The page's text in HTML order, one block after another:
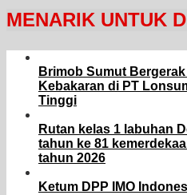
MENARIK UNTUK
Brimob Sumut
Kebakaran di PT
Tinggi
Rutan kelas 1 labuhan
tahun ke 81
tahun 2026
Ketum DPP IMO